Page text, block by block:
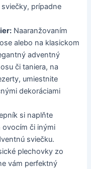
prípadne
Naaranžovaním
alebo na klasickom
adventný
či taniera, na
umiestnite
dekoráciami
si naplňte
ovocím či inými
sviečku.
plechovky zo
vám perfektný